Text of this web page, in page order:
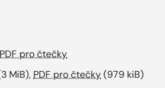
PDF pro čtečky
MiB), PDF pro čtečky(979 kiB)